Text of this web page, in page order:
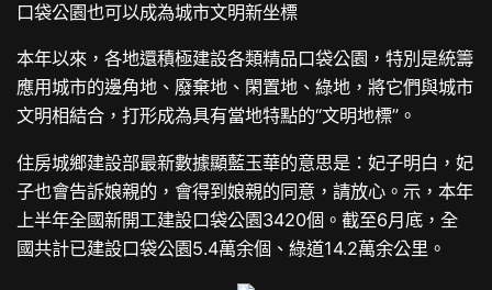
口袋公園也可以成為城市文明新坐標
本年以來，各地還積極建設各類精品口袋公園，特別是統籌
應用城市的邊角地、廢棄地、閑置地、綠地，將它們與城市
文明相結合，打形成為具有當地特點的“文明地標”。
住房城鄉建設部最新數據顯藍玉華的意思是：妃子明白，妃
子也會告訴娘親的，會得到娘親的同意，請放心。示，本年
上半年全國新開工建設口袋公園3420個。截至6月底，全
國共計已建設口袋公園5.4萬余個、綠道14.2萬余公里。